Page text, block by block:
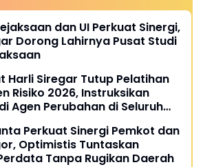
dan UI Perkuat Sinergi,
Dorong Lahirnya Pusat Studi
Harli Siregar Tutup Pelatihan
Risiko 2026, Instruksikan
Agen Perubahan di Seluruh
Perkuat Sinergi Pemkot dan
Optimistis Tuntaskan
Tanpa Rugikan Daerah